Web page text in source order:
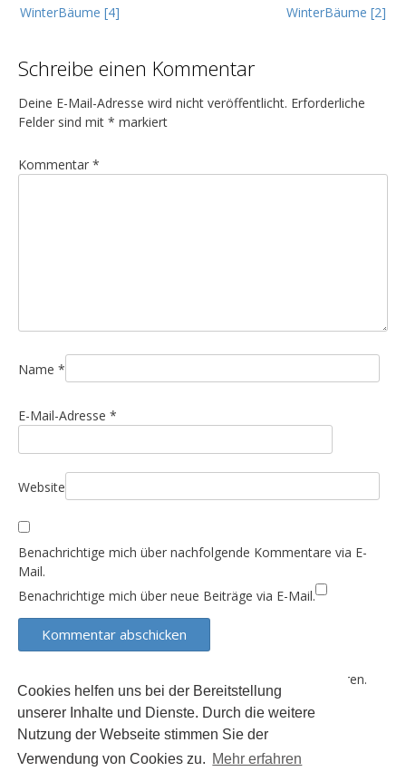
Cookies helfen uns bei der Bereitstellung
unserer Inhalte und Dienste. Durch die weitere
Nutzung der Webseite stimmen Sie der
Verwendung von Cookies zu. Mehr erfahren
e
t
r
a
s
a
i
o
n
WinterBäume [2]
WinterBäume [4]
Schreibe einen Kommentar
Deine E-Mail-Adresse wird nicht veröffentlicht. Erforderliche
Felder sind mit * markiert
Kommentar *
Name *
E-Mail-Adresse *
Website
Benachrichtige mich über nachfolgende Kommentare via E-
Mail.
Benachrichtige mich über neue Beiträge via E-Mail.
Diese Website verwendet Akismet, um Spam zu reduzieren.
Erfahre, wie deine Kommentardaten verarbeitet werden.